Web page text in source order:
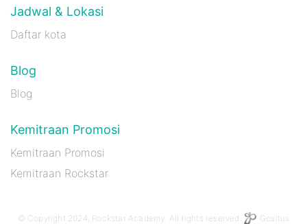
Jadwal & Lokasi
Daftar kota
Blog
Blog
Kemitraan Promosi
Kemitraan Promosi
Kemitraan Rockstar
© Copyright 2024, Rockstar Academy. All rights reserved. Gositus